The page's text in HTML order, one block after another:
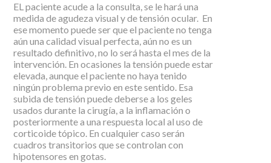
EL paciente acude a la consulta, se le hará una
medida de agudeza visual y de tensión ocular. En
ese momento puede ser que el paciente no tenga
aún una calidad visual perfecta, aún no es un
resultado definitivo, no lo será hasta el mes de la
intervención. En ocasiones la tensión puede estar
elevada, aunque el paciente no haya tenido
ningún problema previo en este sentido. Esa
subida de tensión puede deberse a los geles
usados durante la cirugía, a la inflamación o
posteriormente a una respuesta local al uso de
corticoide tópico. En cualquier caso serán
cuadros transitorios que se controlan con
hipotensores en gotas.